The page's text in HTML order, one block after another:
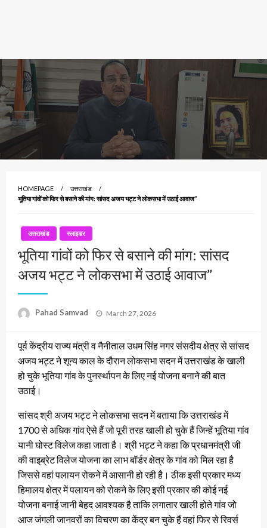
HOMEPAGE
उत्तराखंड
भूतिया गांवों को फिर से बसाने की मांग: सांसद अजय भट्ट ने लोकसभा में उठाई आवाज”
उत्तराखंड स्लाइडर
भूतिया गांवों को फिर से बसाने की मांग: सांसद
अजय भट्ट ने लोकसभा में उठाई आवाज”
Pahad Samvad
Posted
March 27, 2026
पूर्व केंद्रीय राज्य मंत्री व नैनीताल उधम सिंह नगर संसदीय क्षेत्र से सांसद
अजय भट्ट ने शून्य काल के दौरान लोकसभा सदन में उत्तराखंड के खाली
हो चुके भूतिया गांव के पुनर्स्थापन के लिए नई योजना बनाने की बात
उठाई।
सांसद श्री अजय भट्ट ने लोकसभा सदन में बताया कि उत्तराखंड में
1700 से अधिक गांव ऐसे हैं जो पूरी तरह खाली हो चुके हैं जिन्हें भूतिया गांव
यानी घोस्ट विलेज कहा जाता है। श्री भट्ट ने कहा कि प्रधानमंत्री जी
की वाइब्रेट विलेज योजना का लाभ बॉर्डर क्षेत्र के गांव को मिल रहा है
जिससे वहां पलायन रोकने में आसानी हो रही है। ठीक इसी प्रकार मध्य
हिमालय क्षेत्र में पलायन को रोकने के लिए इसी प्रकार की कोई नई
योजना बनाई जानी बेहद आवश्यक है ताकि लगातार खाली होते गांव जो
आज जंगली जानवरों का विचरण का केंद्र बन चुके हैं वहां फिर से रिवर्स